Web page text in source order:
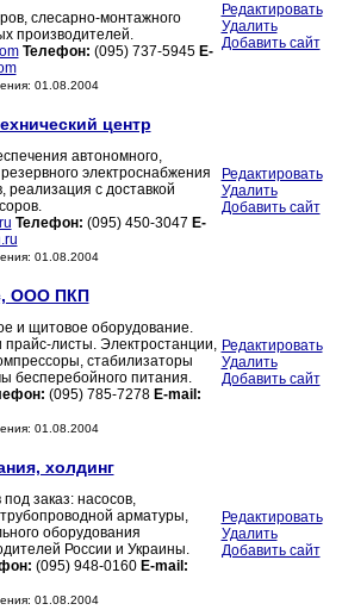
слесарно-монтажного
производителей.
Телефон: (095) 737-5945 E-
01.08.2004
Редактировать
Удалить
Добавить сайт
центр
автономного,
электроснабжения
реализация с доставкой
Телефон: (095) 450-3047 E-
01.08.2004
Редактировать
Удалить
Добавить сайт
ООО ПКП
и щитовое оборудование.
прайс-листы. Электростанции,
стабилизаторы
бесперебойного питания.
(095) 785-7278 E-mail:
01.08.2004
Редактировать
Удалить
Добавить сайт
холдинг
под заказ: насосов,
арматуры,
оборудования
России и Украины.
(095) 948-0160 E-mail:
01.08.2004
Редактировать
Удалить
Добавить сайт